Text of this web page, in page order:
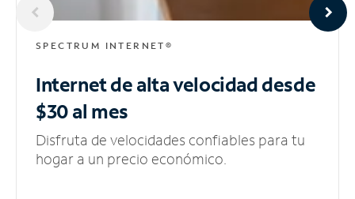
SPECTRUM INTERNET®
Internet de alta velocidaddesde
$30 al mes
Disfruta de velocidades confiables para tu
hogar a un precio económico.